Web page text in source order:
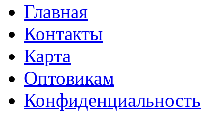
Главная
Контакты
Карта
Оптовикам
Конфиденциальность